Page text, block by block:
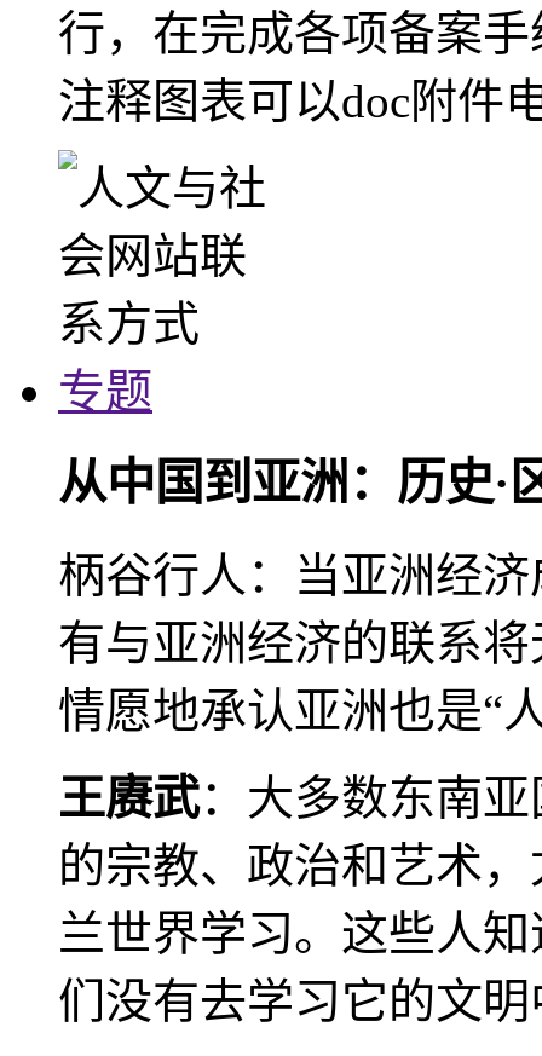
行，在完成各项备案
注释图表可以doc附件
专题
从中国到亚洲：历史·
柄谷行人：当亚洲经
有与亚洲经济的联系
情愿地承认亚洲也是“
王赓武：大多数东南
的宗教、政治和艺术
兰世界学习。这些人
们没有去学习它的文